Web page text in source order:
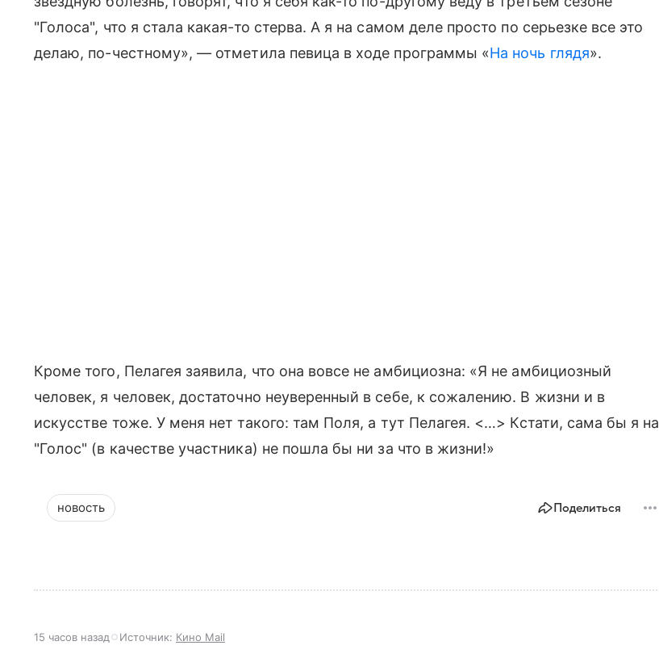
"Голоса", что я стала какая-то стерва. А я на самом деле просто по серьезке все это
делаю, по-честному», — отметила певица в ходе программы «На ночь глядя».
Кроме того, Пелагея заявила, что она вовсе не амбициозна: «Я не амбициозный
человек, я человек, достаточно неуверенный в себе, к сожалению. В жизни и в
искусстве тоже. У меня нет такого: там Поля, а тут Пелагея. <…> Кстати, сама бы я на
"Голос" (в качестве участника) не пошла бы ни за что в жизни!»
новость Поделиться
15 часов назад Источник: Кино Mail